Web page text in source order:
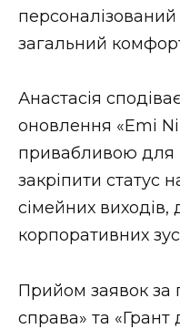
персоналізований
загальний
Анастасія
оновлення «Emi
привабливою для
закріпити статус
сімейних виходів,
корпоративних
Прийом заявок за
справа» та «Грант